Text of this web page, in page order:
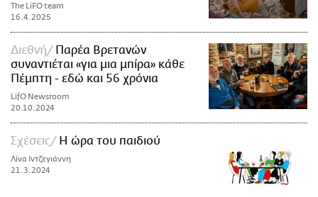
The LiFO team
16.4.2025
Διεθνή
Παρέα Βρετανών
συναντιέται «για μια μπίρα» κάθε
Πέμπτη - εδώ και 56 χρόνια
LifO Newsroom
20.10.2024
Σχέσεις Η ώρα του παιδιού
Λίνα Ιντζεγιάννη
21.3.2024